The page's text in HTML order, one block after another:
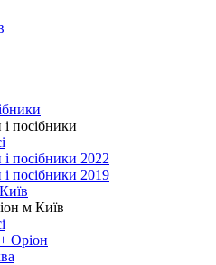
посібники
посібники 2022
посібники 2019
м Київ
Оріон